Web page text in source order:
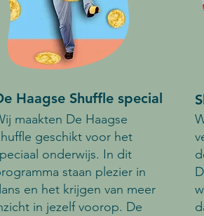
Haagse Shuffle special
maakten De Haagse
geschikt voor het
onderwijs. In dit
staan plezier in
en het krijgen van meer
in jezelf voorop. De